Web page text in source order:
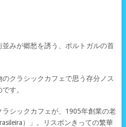
みが郷愁を誘う、ポルトガルの首
クラシックカフェで思う存分ノス
す。
ラシックカフェが、1905年創業の老
）」。リスボンきっての繁華